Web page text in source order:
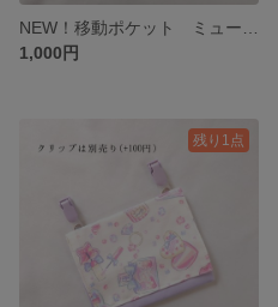
1,000円
残り1点